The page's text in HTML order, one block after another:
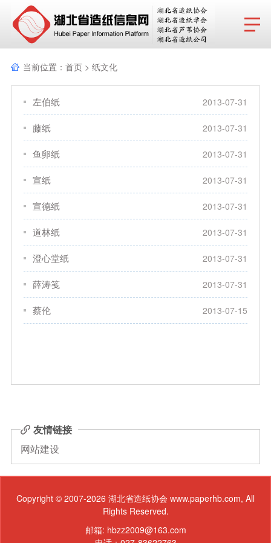
协会动态
行业报告
政策法规
产品导览
协会成员
当前位置： 首页> 纸文化
左伯纸 2013-07-31
藤纸 2013-07-31
鱼卵纸 2013-07-31
宣纸 2013-07-31
宣德纸 2013-07-31
道林纸 2013-07-31
澄心堂纸 2013-07-31
薛涛笺 2013-07-31
蔡伦 2013-07-15
友情链接
网站建设
Copyright © 2007-2026 湖北省造纸协会 www.paperhb.com, All
Rights Reserved.
邮箱: hbzz2009@163.com